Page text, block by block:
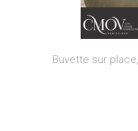
Buvette sur